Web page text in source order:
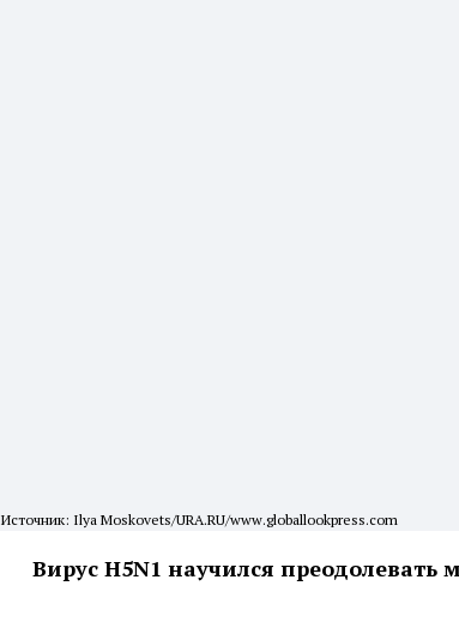
Источник: Ilya Moskovets/URA.RU/www.globallookpress.com
Вирус H5N1 научился преодолевать